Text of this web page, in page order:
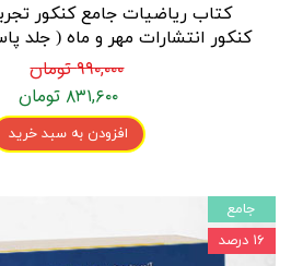
کنکور انتشارات مهر و ماه ( جلد
) ۹۹۰,۰۰۰ تومان
۸۳۱,۶۰۰ تومان
افزودن به سبد خرید
جامع
۱۶ درصد